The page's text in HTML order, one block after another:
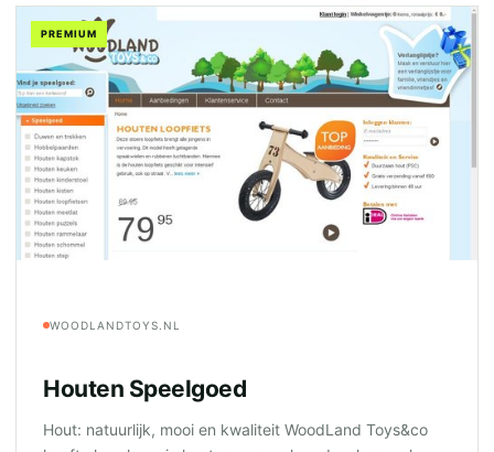
PREMIUM
WOODLANDTOYS.NL
Houten Speelgoed
Hout: natuurlijk, mooi en kwaliteit WoodLand Toys&co